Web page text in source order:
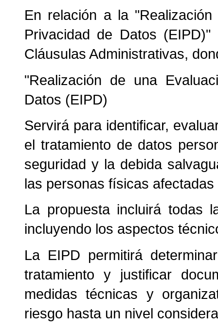
En relación a la
Privacidad de Datos
Cláusulas Administrativas,
"Realización de una
Datos (EIPD)
Servirá para identificar,
el tratamiento de datos
seguridad y la debida
las personas físicas
La propuesta incluirá todas
incluyendo los aspectos
La EIPD permitirá
tratamiento y justificar
medidas técnicas y
riesgo hasta un nivel